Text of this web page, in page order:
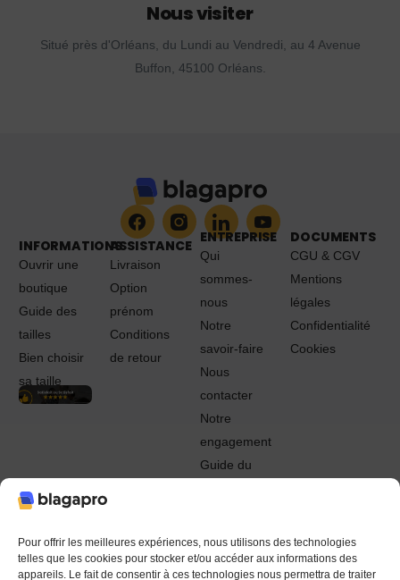
Pour offrir les meilleures expériences, nous utilisons des technologies
telles que les cookies pour stocker et/ou accéder aux informations des
appareils. Le fait de consentir à ces technologies nous permettra de traiter
Nous visiter
Situé près d'Orléans, du Lundi au Vendredi, au 4 Avenue
Buffon, 45100 Orléans.
INFORMATIONS
Ouvrir une
boutique
Guide des
tailles
Bien choisir
sa taille
ASSISTANCE
Livraison
Option
prénom
Conditions
de retour
ENTREPRISE
Qui
sommes-
nous
Notre
savoir-faire
Nous
contacter
Notre
engagement
Guide du
DOCUMENTS
CGU & CGV
Mentions
légales
Confidentialité
Cookies
© 2022 - 2024 Blagapro. Tous droits réservés. Textiles
personnalisés à Orléans